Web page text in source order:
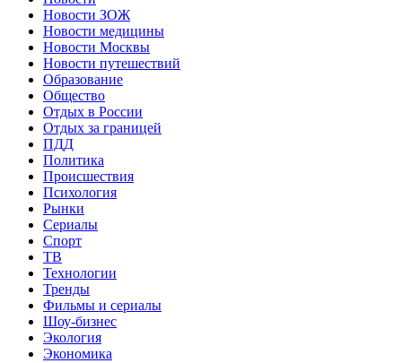
Новости ЗОЖ
Новости медицины
Новости Москвы
Новости путешествий
Образование
Общество
Отдых в России
Отдых за границей
ПДД
Политика
Происшествия
Психология
Рынки
Сериалы
Спорт
ТВ
Технологии
Тренды
Фильмы и сериалы
Шоу-бизнес
Экология
Экономика